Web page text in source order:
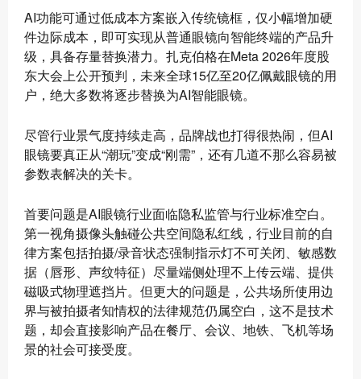
AI功能可通过低成本方案嵌入传统镜框，仅小幅增加硬
件边际成本，即可实现从普通眼镜向智能终端的产品升
级，具备存量替换潜力。扎克伯格在Meta 2026年度股
东大会上公开预判，未来全球15亿至20亿佩戴眼镜的用
户，绝大多数将逐步替换为AI智能眼镜。
尽管行业景气度持续走高，品牌战也打得很热闹，但AI
眼镜要真正从“潮玩”变成“刚需”，还有几道不那么容易被
参数表解决的关卡。
首要问题是AI眼镜行业面临隐私监管与行业标准空白。
第一视角摄像头触碰公共空间隐私红线，行业目前的自
律方案包括拍摄/录音状态强制指示灯不可关闭、敏感数
据（唇形、声纹特征）尽量端侧处理不上传云端、提供
磁吸式物理遮挡片。但更大的问题是，公共场所使用边
界与被拍摄者知情权的法律规范仍属空白，这不是技术
题，却会直接影响产品在餐厅、会议、地铁、飞机等场
景的社会可接受度。